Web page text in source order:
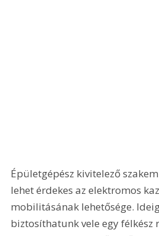
Épületgépész kivitelező
lehet érdekes az elektromos
mobilitásának lehetősége.
biztosíthatunk vele egy félkész